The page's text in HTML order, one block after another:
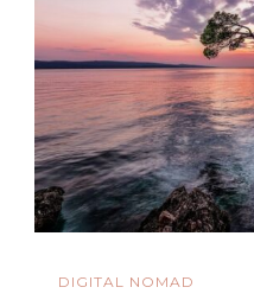
DIGITAL NOMAD